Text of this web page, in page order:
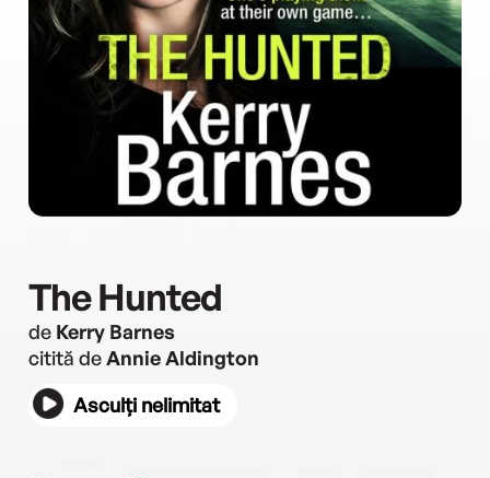
The Hunted
de Kerry Barnes
citită deAnnie Aldington
Asculți nelimitat